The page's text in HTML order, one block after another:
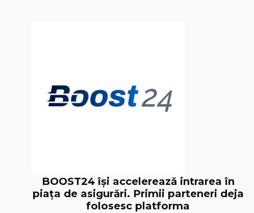
BOOST24 își accelerează intrarea în
piața de asigurări. Primii parteneri deja
folosesc platforma